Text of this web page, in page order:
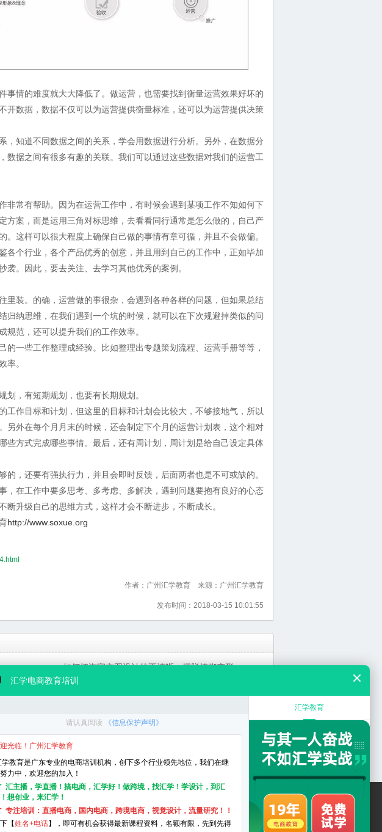
情的难度就大大降低了。做运营，也需要找到衡量运营效果好坏的
开数据，数据不仅可以为运营提供衡量标准，还可以为运营提供决策
知道不同数据之间的关系，学会用数据进行分析。另外，在数据分
数据之间有很多有趣的关联。我们可以通过这些数据对我们的运营工
常有帮助。因为在运营工作中，有时候会遇到某项工作不知如何下
方案，而是运用三角对标思维，去看看同行通常是怎么做的，自己产
这样可以很大程度上确保自己做的事情有章可循，并且不会做偏。
个行业，各个产品优秀的创意，并且用到自己的工作中，正如毕加
。因此，要去关注、去学习其他优秀的案例。
装。的确，运营做的事很杂，会遇到各种各样的问题，但如果总结
归纳思维，在我们遇到一个坑的时候，就可以在下次规避掉类似的问
范，还可以提升我们的工作效率。
一些工作整理成经验。比如整理出专题策划流程、运营手册等等，
率。
，有短期规划，也要有长期规划。
作目标和计划，但这里的目标和计划会比较大，不够接地气，所以
另外在每个月月末的时候，还会制定下个月的运营计划表，这个相对
些方式完成哪些事情。最后，还有周计划，周计划是给自己设定具体
，还要有强执行力，并且会即时反馈，后面两者也是不可或缺的。
，在工作中要多思考、多考虑、多解决，遇到问题要抱有良好的心态
升级自己的思维方式，这样才会不断进步，不断成长。
http://www.soxue.org
作者：广州汇学教育 来源：广州汇学教育
发布时间：2018-03-15 10:01:55
如何把淘宝主图设计的更清晰，摆脱模糊变形
手机淘宝如何装修好
阿里巴巴店铺如何推广
校区分布
天河区_华师校区 电话：020-38108280